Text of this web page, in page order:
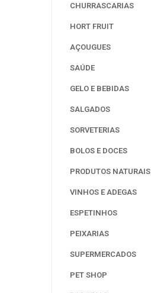
CHURRASCARIAS
HORT FRUIT
AÇOUGUES
SAÚDE
GELO E BEBIDAS
SALGADOS
SORVETERIAS
BOLOS E DOCES
PRODUTOS NATURAIS
VINHOS E ADEGAS
ESPETINHOS
PEIXARIAS
SUPERMERCADOS
PET SHOP